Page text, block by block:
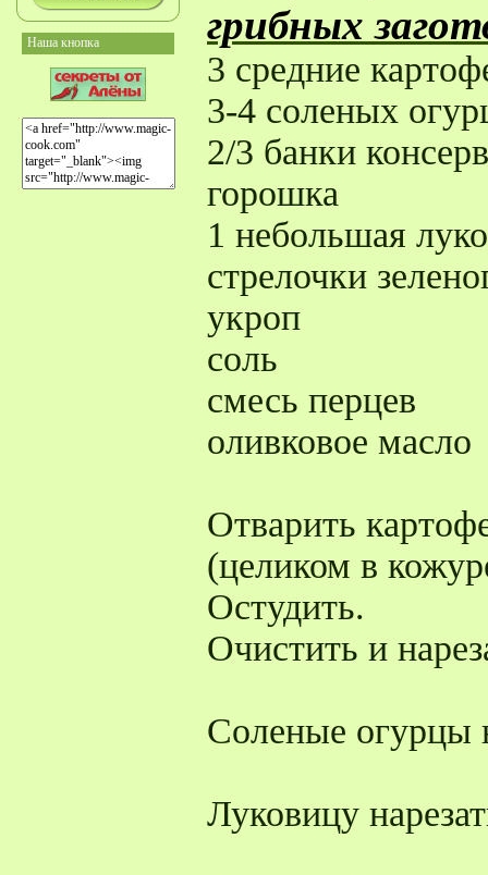
Наша кнопка грибных
3 средние
3-4 соленых
2/3 банки
горошка
1 небольшая
стрелочки
укроп
соль
смесь перцев
оливковое масло
Отварить
(целиком в
Остудить.
Очистить и
Соленые огурцы
Луковицу